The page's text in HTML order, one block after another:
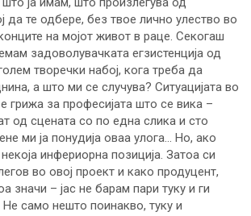
да те одбере, без твое лично улество во
на мојот живот в раце. Секогаш
задоволувачката егзистенција од
творечки набој, кога треба да
а што ми се случува? Ситуацијата во
грижа за професијата што се вика –
од сцената со по една слика и сто
ми ја понудија оваа улога… Но, ако
инфериорна позиција. Затоа си
во овој проект и како продуцент,
значи – јас не барам пари туку и ги
само нешто поинакво, туку и